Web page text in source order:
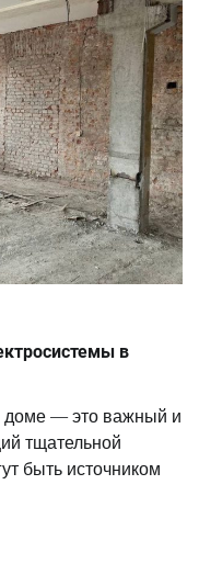
в
доме — это важный и
тщательной
быть источником